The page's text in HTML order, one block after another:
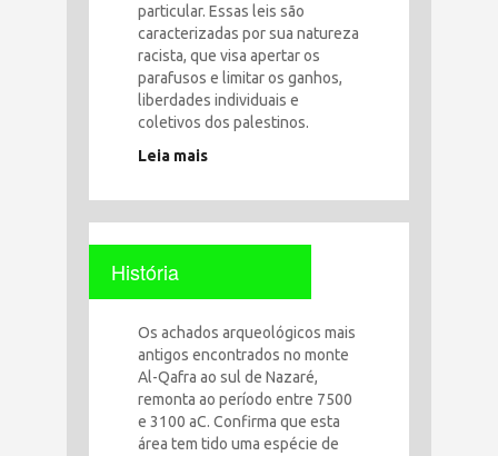
particular. Essas leis são
caracterizadas por sua natureza
racista, que visa apertar os
parafusos e limitar os ganhos,
liberdades individuais e
coletivos dos palestinos.
Leia mais
História
Os achados arqueológicos mais
antigos encontrados no monte
Al-Qafra ao sul de Nazaré,
remonta ao período entre 7500
e 3100 aC. Confirma que esta
área tem tido uma espécie de